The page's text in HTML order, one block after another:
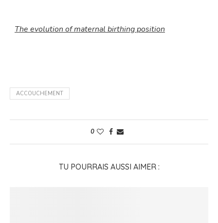
The evolution of maternal birthing position
ACCOUCHEMENT
0
TU POURRAIS AUSSI AIMER :